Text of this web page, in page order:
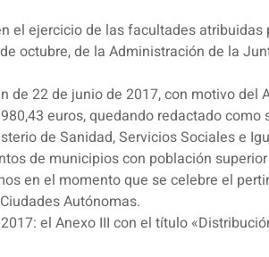
el ejercicio de las facultades
octubre, de la Administración de la
22 de junio de 2017, con motivo del
euros, quedando redactado como
de Sanidad, Servicios Sociales e
de municipios con población
en el momento que se celebre el
Autónomas.
el Anexo III con el título